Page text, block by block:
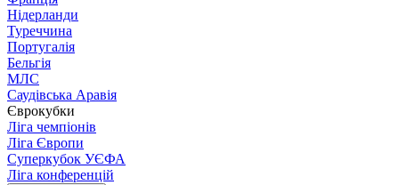
Нідерланди
Туреччина
Португалія
Бельгія
МЛС
Саудівська Аравія
Єврокубки
Ліга чемпіонів
Ліга Європи
Суперкубок УЄФА
Ліга конференцій